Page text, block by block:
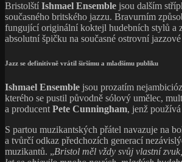
Bristolští Ishmael Ensemble jsou dalším
současného britského jazzu. Bravurním
fungující originální koktejl hudebních stylů a
absolutní špičku na současné ostrovní jazzové
Jazz se definitivně vrátil širšímu a mladšímu publiku
Ishmael Ensemble jsou prozatím
kterého se pustil původně sólový umělec,
a producent Pete Cunningham, jenž
S partou muzikantských přátel navazuje na
a tvůrčí odkaz předchozích generací
muzikantů. „Bristol měl vždy svůj vlastní